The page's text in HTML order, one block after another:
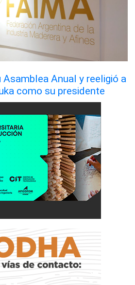
Anual y reeligió a
como su presidente